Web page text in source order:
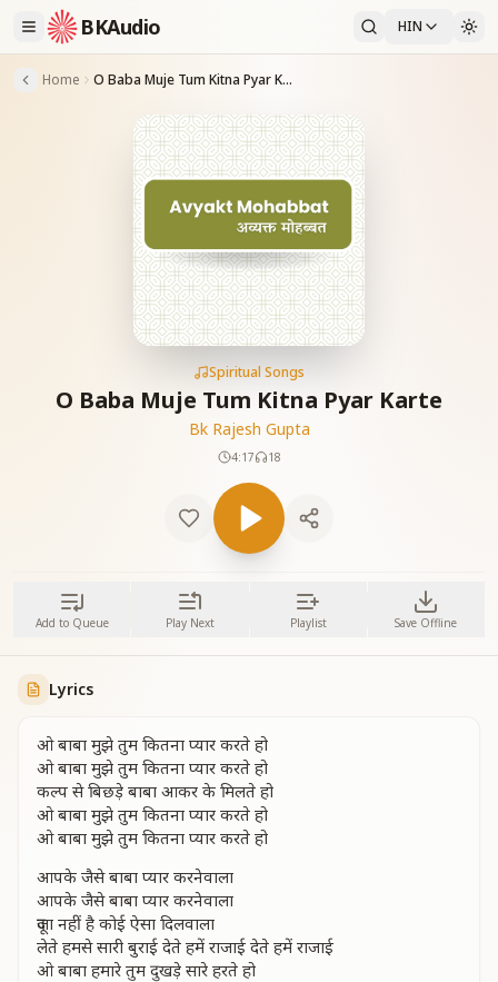
BKAudio HIN
Home O Baba Muje Tum Kitna Pyar Karte
Spiritual Songs
O Baba Muje Tum Kitna Pyar Karte
Bk Rajesh Gupta
4:17 18
Add to Queue Play Next Playlist Save Offline
Lyrics
ओ बाबा मुझे तुम कितना प्यार करते हो
ओ बाबा मुझे तुम कितना प्यार करते हो
कल्प से बिछड़े बाबा आकर के मिलते हो
ओ बाबा मुझे तुम कितना प्यार करते हो
ओ बाबा मुझे तुम कितना प्यार करते हो
आपके जैसे बाबा प्यार करनेवाला
आपके जैसे बाबा प्यार करनेवाला
दूजा नहीं है कोई ऐसा दिलवाला
लेते हमसे सारी बुराई देते हमें राजाई देते हमें राजाई
ओ बाबा हमारे तुम दुखड़े सारे हरते हो